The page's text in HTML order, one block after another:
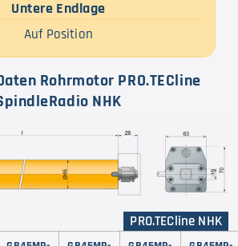
Untere Endlage
Auf Position
Rohrmotor PRO.TECline
NHK
PRO.TECline NHK